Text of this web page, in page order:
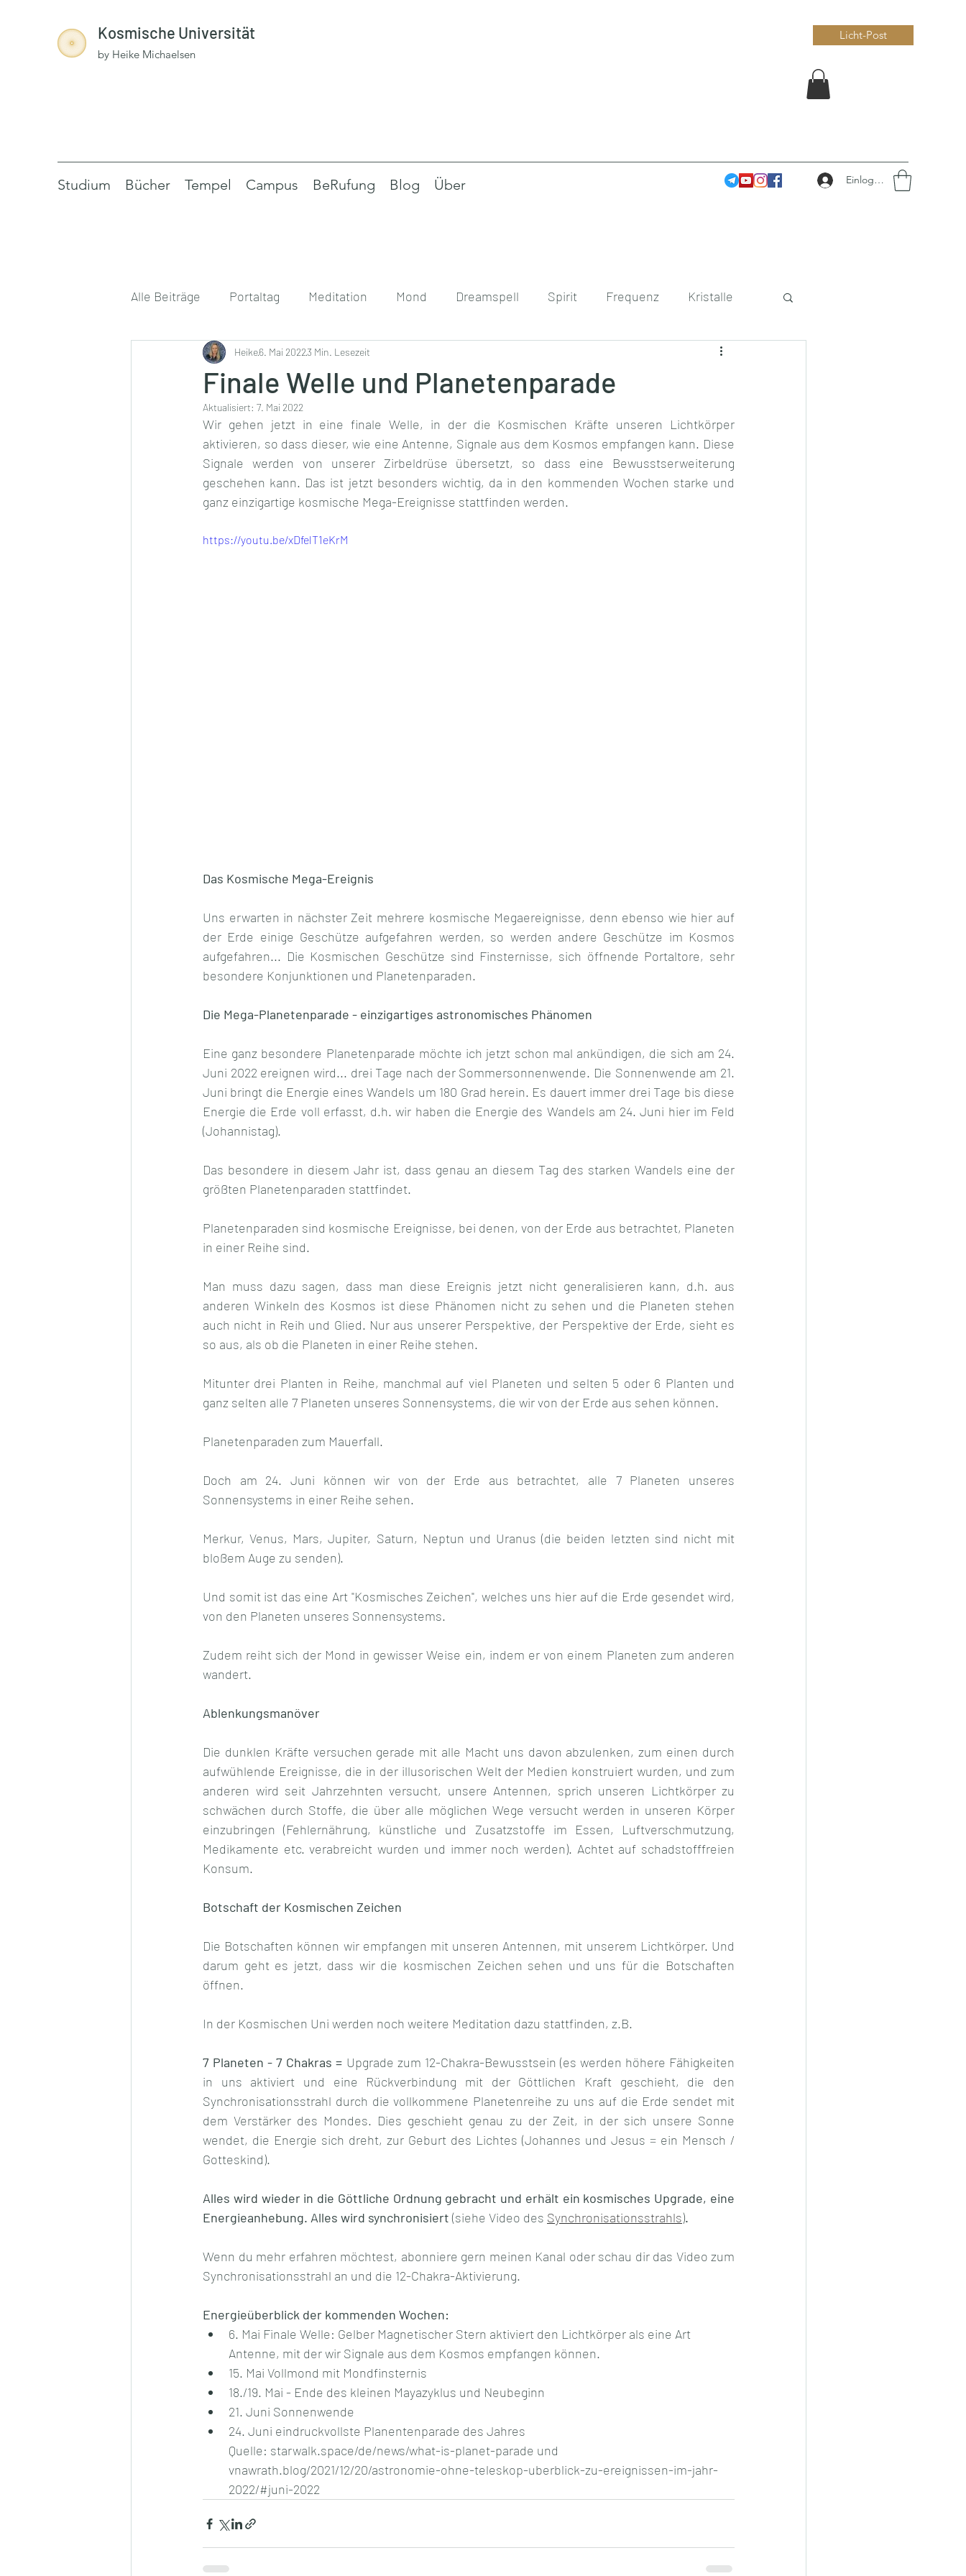
Kosmische Universität
by Heike Michaelsen
Licht-Post
Studium Bücher Tempel Campus BeRufung Blog Über Einloggen
Alle Beiträge Portaltag Meditation Mond Dreamspell Spirit Frequenz Kristalle
Ernährung
Finale Welle und Planetenparade
Heike6. Mai 20223 Min. Lesezeit
Aktualisiert: 7. Mai 2022
Wir gehen jetzt in eine finale Welle, in der die Kosmischen Kräfte unseren Lichtkörper
aktivieren, so dass dieser, wie eine Antenne, Signale aus dem Kosmos empfangen kann. Diese
Signale werden von unserer Zirbeldrüse übersetzt, so dass eine Bewusstserweiterung
geschehen kann. Das ist jetzt besonders wichtig, da in den kommenden Wochen starke und
ganz einzigartige kosmische Mega-Ereignisse stattfinden werden.
https://youtu.be/xDfelT1eKrM
Das Kosmische Mega-Ereignis
Uns erwarten in nächster Zeit mehrere kosmische Megaereignisse, denn ebenso wie hier auf
der Erde einige Geschütze aufgefahren werden, so werden andere Geschütze im Kosmos
aufgefahren... Die Kosmischen Geschütze sind Finsternisse, sich öffnende Portaltore, sehr
besondere Konjunktionen und Planetenparaden.
Die Mega-Planetenparade - einzigartiges astronomisches Phänomen
Eine ganz besondere Planetenparade möchte ich jetzt schon mal ankündigen, die sich am 24.
Juni 2022 ereignen wird... drei Tage nach der Sommersonnenwende. Die Sonnenwende am 21.
Juni bringt die Energie eines Wandels um 180 Grad herein. Es dauert immer drei Tage bis diese
Energie die Erde voll erfasst, d.h. wir haben die Energie des Wandels am 24. Juni hier im Feld
(Johannistag).
Das besondere in diesem Jahr ist, dass genau an diesem Tag des starken Wandels eine der
größten Planetenparaden stattfindet.
Planetenparaden sind kosmische Ereignisse, bei denen, von der Erde aus betrachtet, Planeten
in einer Reihe sind.
Man muss dazu sagen, dass man diese Ereignis jetzt nicht generalisieren kann, d.h. aus
anderen Winkeln des Kosmos ist diese Phänomen nicht zu sehen und die Planeten stehen
auch nicht in Reih und Glied. Nur aus unserer Perspektive, der Perspektive der Erde, sieht es
so aus, als ob die Planeten in einer Reihe stehen.
Mitunter drei Planten in Reihe, manchmal auf viel Planeten und selten 5 oder 6 Planten und
ganz selten alle 7 Planeten unseres Sonnensystems, die wir von der Erde aus sehen können.
Planetenparaden zum Mauerfall.
Doch am 24. Juni können wir von der Erde aus betrachtet, alle 7 Planeten unseres
Sonnensystems in einer Reihe sehen.
Merkur, Venus, Mars, Jupiter, Saturn, Neptun und Uranus (die beiden letzten sind nicht mit
bloßem Auge zu senden).
Und somit ist das eine Art "Kosmisches Zeichen", welches uns hier auf die Erde gesendet wird,
von den Planeten unseres Sonnensystems.
Zudem reiht sich der Mond in gewisser Weise ein, indem er von einem Planeten zum anderen
wandert.
Ablenkungsmanöver
Die dunklen Kräfte versuchen gerade mit alle Macht uns davon abzulenken, zum einen durch
aufwühlende Ereignisse, die in der illusorischen Welt der Medien konstruiert wurden, und zum
anderen wird seit Jahrzehnten versucht, unsere Antennen, sprich unseren Lichtkörper zu
schwächen durch Stoffe, die über alle möglichen Wege versucht werden in unseren Körper
einzubringen (Fehlernährung, künstliche und Zusatzstoffe im Essen, Luftverschmutzung,
Medikamente etc. verabreicht wurden und immer noch werden). Achtet auf schadstofffreien
Konsum.
Botschaft der Kosmischen Zeichen
Die Botschaften können wir empfangen mit unseren Antennen, mit unserem Lichtkörper. Und
darum geht es jetzt, dass wir die kosmischen Zeichen sehen und uns für die Botschaften
öffnen.
In der Kosmischen Uni werden noch weitere Meditation dazu stattfinden, z.B.
7 Planeten - 7 Chakras = Upgrade zum 12-Chakra-Bewusstsein (es werden höhere Fähigkeiten
in uns aktiviert und eine Rückverbindung mit der Göttlichen Kraft geschieht, die den
Synchronisationsstrahl durch die vollkommene Planetenreihe zu uns auf die Erde sendet mit
dem Verstärker des Mondes. Dies geschieht genau zu der Zeit, in der sich unsere Sonne
wendet, die Energie sich dreht, zur Geburt des Lichtes (Johannes und Jesus = ein Mensch /
Gotteskind).
Alles wird wieder in die Göttliche Ordnung gebracht und erhält ein kosmisches Upgrade, eine
Energieanhebung. Alles wird synchronisiert (siehe Video des Synchronisationsstrahls).
Wenn du mehr erfahren möchtest, abonniere gern meinen Kanal oder schau dir das Video zum
Synchronisationsstrahl an und die 12-Chakra-Aktivierung.
Energieüberblick der kommenden Wochen:
6. Mai Finale Welle: Gelber Magnetischer Stern aktiviert den Lichtkörper als eine Art
Antenne, mit der wir Signale aus dem Kosmos empfangen können.
15. Mai Vollmond mit Mondfinsternis
18./19. Mai - Ende des kleinen Mayazyklus und Neubeginn
21. Juni Sonnenwende
24. Juni eindruckvollste Planentenparade des Jahres
Quelle: starwalk.space/de/news/what-is-planet-parade und
vnawrath.blog/2021/12/20/astronomie-ohne-teleskop-uberblick-zu-ereignissen-im-jahr-
2022/#juni-2022